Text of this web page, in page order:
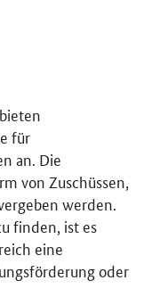
für
an. Die
von Zuschüssen,
werden.
finden, ist es
eine
oder